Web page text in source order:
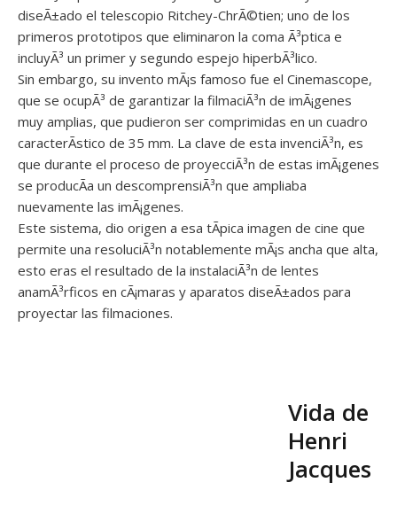
diseÃ±ado el telescopio Ritchey-ChrÃ©tien; uno de los
primeros prototipos que eliminaron la coma Ã³ptica e
incluyÃ³ un primer y segundo espejo hiperbÃ³lico.
Sin embargo, su invento mÃ¡s famoso fue el Cinemascope,
que se ocupÃ³ de garantizar la filmaciÃ³n de imÃ¡genes
muy amplias, que pudieron ser comprimidas en un cuadro
caracterÃ­stico de 35 mm. La clave de esta invenciÃ³n, es
que durante el proceso de proyecciÃ³n de estas imÃ¡genes
se producÃ­a un descomprensiÃ³n que ampliaba
nuevamente las imÃ¡genes.
Este sistema, dio origen a esa tÃ­pica imagen de cine que
permite una resoluciÃ³n notablemente mÃ¡s ancha que alta,
esto eras el resultado de la instalaciÃ³n de lentes
anamÃ³rficos en cÃ¡maras y aparatos diseÃ±ados para
proyectar las filmaciones.
Vida de
Henri
Jacques